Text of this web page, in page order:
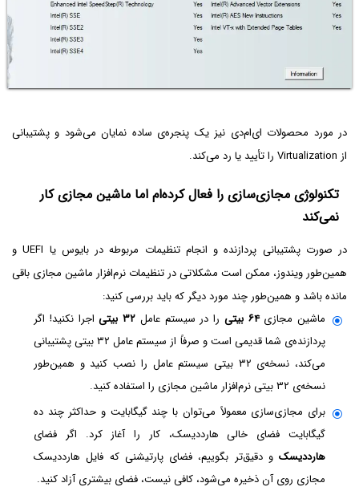
در مورد محصولات ای‌ام‌دی نیز یک پنجره‌ی ساده نمایان می‌شود و پشتیبانی
از Virtualization را تأیید یا رد می‌کند.
تکنولوژی مجازی‌سازی را فعال کرده‌ام اما ماشین مجازی کار
نمی‌کند
در صورت پشتیبانی پردازنده و انجام تنظیمات مربوطه در بایوس یا UEFI و
همین‌طور ویندوز، ممکن است مشکلاتی در تنظیمات نرم‌افزار ماشین مجازی باقی
مانده باشد و همین‌طور چند مورد دیگر که باید بررسی کنید:
ماشین مجازی۶۴ بیتی را در سیستم عامل ۳۲ بیتی
اجرا نکنید! اگر
پردازنده‌ی شما قدیمی است و صرفاً از سیستم عامل ۳۲ بیتی پشتیبانی
می‌کند، نسخه‌ی ۳۲ بیتی سیستم عامل را نصب کنید و همین‌طور
نسخه‌ی ۳۲ بیتی نرم‌افزار ماشین مجازی را استفاده کنید.
برای مجازی‌سازی معمولاً می‌توان با چند گیگابایت و حداکثر چند ده
گیگابایت فضای خالی هارددیسک، کار را آغاز کرد. اگر فضای
هارددیسک و دقیق‌تر بگوییم، فضای پارتیشنی که فایل هارددیسک
مجازی روی آن ذخیره می‌شود، کافی نیست، فضای بیشتری آزاد کنید.